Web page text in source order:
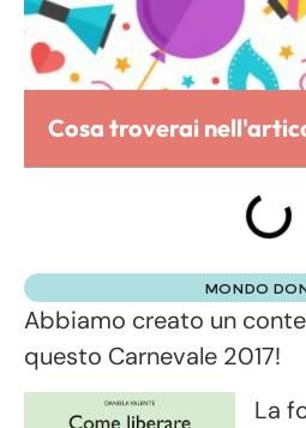
Cosa troverai
MONDO
Abbiamo creato un
questo Carnevale 2017!
La